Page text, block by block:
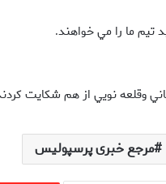
تيم ما را مي خواهند.
وقلعه نويي از هم شكايت
مرجع خبری پرسپولیس